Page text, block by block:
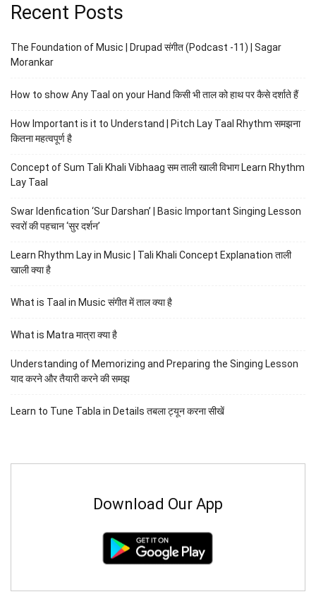
Recent Posts
The Foundation of Music | Drupad संगीत (Podcast -11) | Sagar
Morankar
How to show Any Taal on your Hand किसी भी ताल को हाथ पर कैसे दर्शाते हैं
How Important is it to Understand | Pitch Lay Taal Rhythm समझना
कितना महत्वपूर्ण है
Concept of Sum Tali Khali Vibhaag सम ताली खाली विभाग Learn Rhythm
Lay Taal
Swar Idenfication ‘Sur Darshan’ | Basic Important Singing Lesson
स्वरों की पहचान ‘सुर दर्शन’
Learn Rhythm Lay in Music | Tali Khali Concept Explanation ताली
खाली क्या है
What is Taal in Music संगीत में ताल क्या है
What is Matra मात्रा क्या है
Understanding of Memorizing and Preparing the Singing Lesson
याद करने और तैयारी करने की समझ
Learn to Tune Tabla in Details तबला ट्यून करना सीखें
Download Our App